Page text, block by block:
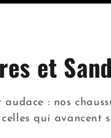
et
: nos
qui avancent